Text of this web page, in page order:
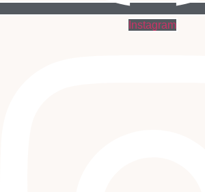
Instagram